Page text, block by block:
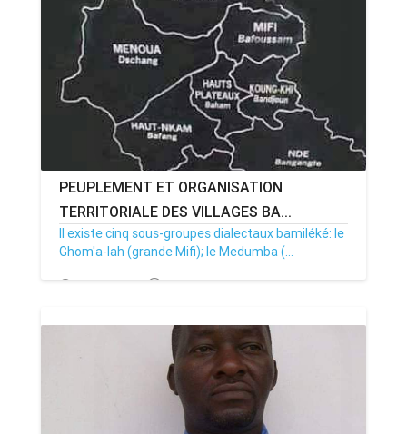
PEUPLEMENT ET ORGANISATION
TERRITORIALE DES VILLAGES BA...
Il existe cinq sous-groupes dialectaux bamiléké: le
Ghom'a-lah (grande Mifi); le Medumba (...
10/08/20 Par MenouActu 1829